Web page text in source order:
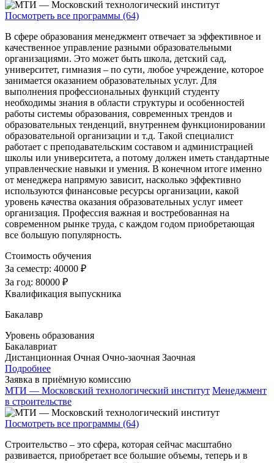
Посмотреть все программы (64)
В сфере образования менеджмент отвечает за эффективное и
качественное управление разными образовательными
организациями. Это может быть школа, детский сад,
университет, гимназия – по сути, любое учреждение, которое
занимается оказанием образовательных услуг. Для
выполнения профессиональных функций студенту
необходимы знания в области структуры и особенностей
работы системы образования, современных трендов и
образовательных тенденций, внутреннем функционировании
образовательной организации и т.д. Такой специалист
работает с преподавательским составом и администрацией
школы или университета, а потому должен иметь стандартные
управленческие навыки и умения. В конечном итоге именно
от менеджера напрямую зависит, насколько эффективно
используются финансовые ресурсы организации, какой
уровень качества оказания образовательных услуг имеет
организация. Профессия важная и востребованная на
современном рынке труда, с каждом годом приобретающая
все большую популярность.
Стоимость обучения
За семестр: 40000 ₽
За год: 80000 ₽
Квалификация выпускника
Бакалавр
Уровень образования
Бакалавриат
Дистанционная Очная Очно-заочная Заочная
Подробнее
Заявка в приёмную комиссию
МТИ — Московский технологический институт Менеджмент
в строительстве
Посмотреть все программы (64)
Строительство – это сфера, которая сейчас масштабно
развивается, приобретает все большие объемы, теперь и в